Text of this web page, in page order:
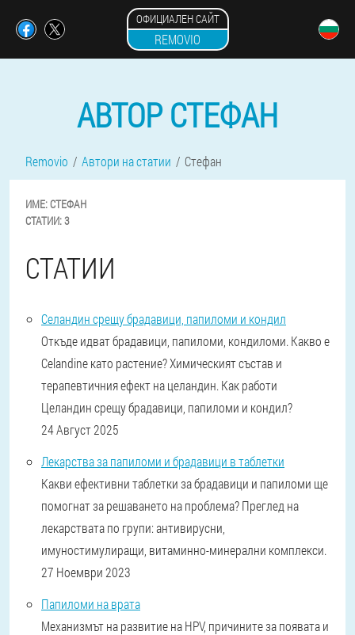
ОФИЦИАЛЕН САЙТ
REMOVIO
АВТОР СТЕФАН
Removio Автори на статии Стефан
ИМЕ:СТЕФАН
СТАТИИ:3
СТАТИИ
Селандин срещу брадавици, папиломи и кондил
Откъде идват брадавици, папиломи, кондиломи. Какво е
Celandine като растение? Химическият състав и
терапевтичния ефект на целандин. Как работи
Целандин срещу брадавици, папиломи и кондил?
24 Август 2025
Лекарства за папиломи и брадавици в таблетки
Какви ефективни таблетки за брадавици и папиломи ще
помогнат за решаването на проблема? Преглед на
лекарствата по групи: антивирусни,
имуностимулиращи, витаминно-минерални комплекси.
27 Ноември 2023
Папиломи на врата
Механизмът на развитие на HPV, причините за появата и